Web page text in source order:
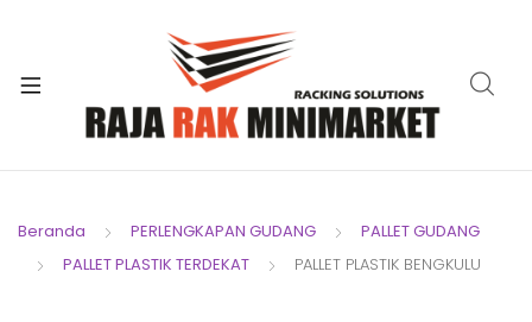
Beranda PERLENGKAPAN GUDANG
PALLET GUDANG
PALLET PLASTIK TERDEKAT
PALLET PLASTIK BENGKULU